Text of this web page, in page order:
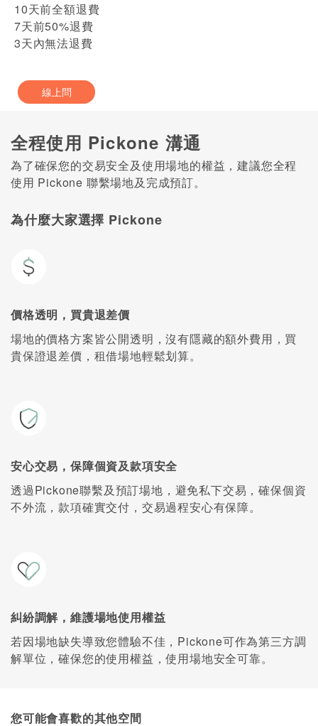
10天前全額退費
7天前50%退費
3天內無法退費
線上問
全程使用 Pickone 溝通
為了確保您的交易安全及使用場地的權益，建議您全程
使用 Pickone 聯繫場地及完成預訂。
為什麼大家選擇 Pickone
價格透明，買貴退差價
場地的價格方案皆公開透明，沒有隱藏的額外費用，買
貴保證退差價，租借場地輕鬆划算。
安心交易，保障個資及款項安全
透過Pickone聯繫及預訂場地，避免私下交易，確保個資
不外流，款項確實交付，交易過程安心有保障。
糾紛調解，維護場地使用權益
若因場地缺失導致您體驗不佳，Pickone可作為第三方調
解單位，確保您的使用權益，使用場地安全可靠。
您可能會喜歡的其他空間